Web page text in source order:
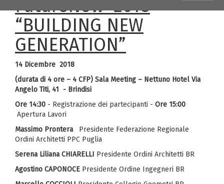
FutureNow_2018
“BUILDING NEW
GENERATION”
14 Dicembre 2018
(durata di 4 ore – 4 CFP) Sala Meeting – Nettuno Hotel Via
Angelo Titi, 41 - Brindisi
Ore 14:30 - Registrazione dei partecipanti - Ore 15:00
Apertura Lavori
Massimo Prontera Presidente Federazione Regionale
Ordini Architetti PPC Puglia
Serena Liliana CHIARELLI Presidente Ordini Architetti BR
Agostino CAPONOCE Presidente Ordine Ingegneri BR